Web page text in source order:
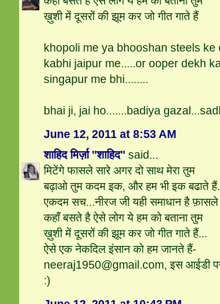
ख़ुशी में दूसरों की झूम कर जो गीत गाते हैं
khopoli me ya bhooshan steels ke
kabhi jaipur me.....or ooper dekh
singapur me bhi........
bhai ji, jai ho.......badiya
June 12, 2011 at 8:53 AM
शाहिद मिर्ज़ा ''शाहिद'' said...
मिटेंगे फासले सारे अगर दो साथ मेरा तुम
बढ़ाओ तुम कदम इक, और हम भी इक बढाते
एकदम सच...नीरज जी यही समाधान है फ़ासले
कहाँ बसते है ऐसे लोग ये हम को बताना तुम
ख़ुशी में दूसरों की झूम कर जो गीत गाते हैं...
ऐसे एक नेकदिल इंसान को हम जानते हैं-
neeraj1950@gmail.com, इस आईडी
:)